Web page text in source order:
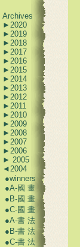
Archives
► 2020
► 2019
► 2018
► 2017
► 2016
► 2015
► 2014
► 2013
► 2012
► 2011
► 2010
► 2009
► 2008
► 2007
► 2006
► 2005
◄2004
●winners
●A-國 畫
● B-國 畫
●C-國 畫
●A-書 法
● B-書 法
●C-書 法